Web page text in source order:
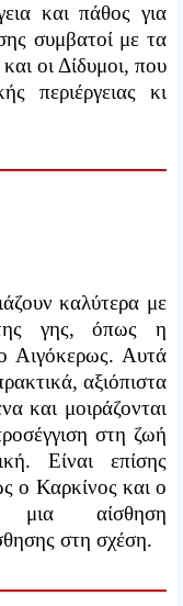
και πάθος για
συμβατοί με τα
οι Δίδυμοι, που
περιέργειας κι
καλύτερα με
γης, όπως η
Αιγόκερως. Αυτά
αξιόπιστα
και μοιράζονται
στη ζωή
Είναι επίσης
ο Καρκίνος και ο
μια αίσθηση
στη σχέση.